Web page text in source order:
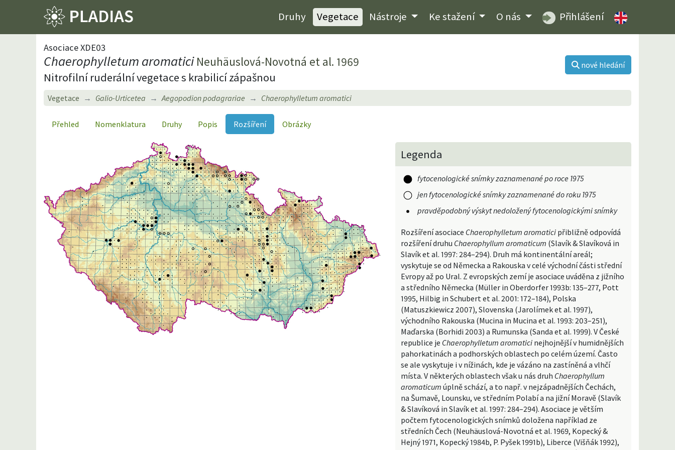
Druhy Vegetace Nástroje Ke stažení O nás Přihlášení
Asociace XDE03
Chaerophylletum aromatici Neuhäuslová-Novotná et al. 1969
Nitrofilní ruderální vegetace s krabilicí zápašnou
nové hledání
Vegetace Galio-Urticetea Aegopodion podagrariae Chaerophylletum aromatici
Přehled Nomenklatura Druhy Popis Rozšíření Obrázky
Legenda
fytocenologické snímky zaznamenané po roce 1975
jen fytocenologické snímky zaznamenané do roku 1975
pravděpodobný výskyt nedoložený fytocenologickými snímky
Rozšíření asociace Chaerophylletum aromatici přibližně odpovídá
rozšíření druhu Chaerophyllum aromaticum (Slavík & Slavíková in
Slavík et al. 1997: 284–294). Druh má kontinentální areál;
vyskytuje se od Německa a Rakouska v celé východní části střední
Evropy až po Ural. Z evropských zemí je asociace uváděna z jižního
a středního Německa (Müller in Oberdorfer 1993b: 135–277, Pott
1995, Hilbig in Schubert et al. 2001: 172–184), Polska
(Matuszkiewicz 2007), Slovenska (Jarolímek et al. 1997),
východního Rakouska (Mucina in Mucina et al. 1993: 203–251),
Maďarska (Borhidi 2003) a Rumunska (Sanda et al. 1999). V České
republice je Chaerophylletum aromatici nejhojnější v humidnějších
pahorkatinách a podhorských oblastech po celém území. Často
se ale vyskytuje i v nížinách, kde je vázáno na zastíněná a vlhčí
místa. V některých oblastech však u nás druh Chaerophyllum
aromaticum úplně schází, a to např. v nejzápadnějších Čechách,
na Šumavě, Lounsku, ve středním Polabí a na jižní Moravě (Slavík
& Slavíková in Slavík et al. 1997: 284–294). Asociace je větším
počtem fytocenologických snímků doložena například ze
středních Čech (Neuhäuslová-Novotná et al. 1969, Kopecký &
Hejný 1971, Kopecký 1984b, P. Pyšek 1991b), Liberce (Višňák 1992),